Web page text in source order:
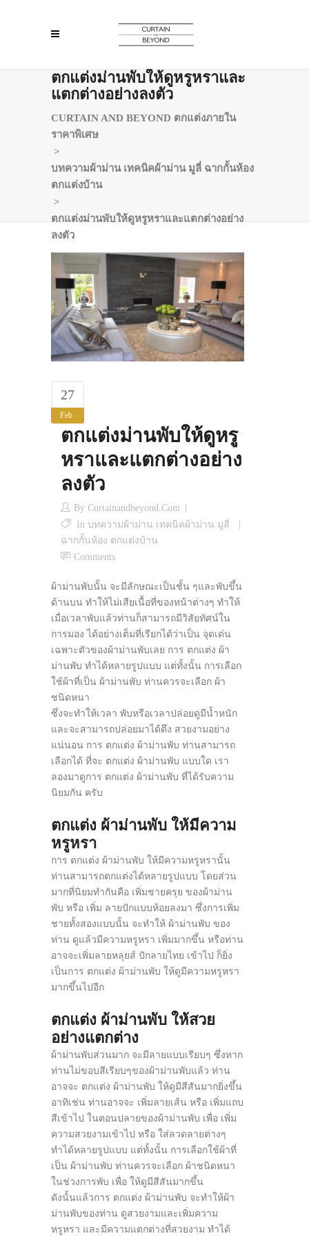
ตกแต่งม่านพับให้ดูหรูหราและ
แตกต่างอย่างลงตัว
CURTAIN AND BEYOND ตกแต่งภายใน
ราคาพิเศษ
>
บทความผ้าม่าน เทคนิคผ้าม่าน มูลี่ ฉากกั้นห้อง
ตกแต่งบ้าน
>
ตกแต่งม่านพับให้ดูหรูหราและแตกต่างอย่าง
ลงตัว
27
Feb
ตกแต่งม่านพับให้ดูหรู
หราและแตกต่างอย่าง
ลงตัว
By Curtainandbeyond.com
In บทความผ้าม่าน เทคนิคผ้าม่าน มูลี่
ฉากกั้นห้อง ตกแต่งบ้าน
Comments
ผ้าม่านพับนั้น จะมีลักษณะเป็นชั้น ๆและพับขึ้น
ด้านบน ทำให้ไม่เสียเนื้อที่ของหน้าต่างๆ ทำให้
เมื่อเวลาพับแล้วท่านก็สามารถมีวิสัยทัศน์ใน
การมอง ได้อย่างเต็มที่เรียกได้ว่าเป็น จุดเด่น
เฉพาะตัวของผ้าม่านพับเลย การ ตกแต่ง ผ้า
ม่านพับ ทำได้หลายรูปแบบ แต่ทั้งนั้น การเลือก
ใช้ผ้าที่เป็น ผ้าม่านพับ ท่านควรจะเลือก ผ้า
ชนิดหนา
ซึ่งจะทำให้เวลา พับหรือเวลาปล่อยดูมีน้ำหนัก
และจะสามารถปล่อยมาได้ตึง สวยงามอย่าง
แน่นอน การ ตกแต่ง ผ้าม่านพับ ท่านสามารถ
เลือกได้ ที่จะ ตกแต่ง ผ้าม่านพับ แบบใด เรา
ลองมาดูการ ตกแต่ง ผ้าม่านพับ ที่ได้รับความ
นิยมกัน ครับ
ตกแต่ง ผ้าม่านพับ ให้มีความ
หรูหรา
การ ตกแต่ง ผ้าม่านพับ ให้มีความหรูหรานั้น
ท่านสามารถตกแต่งได้หลายรูปแบบ โดยส่วน
มากที่นิยมทำกันคือ เพิ่มชายครุย ของผ้าม่าน
พับ หรือ เพิ่ม ลายปักแบบห้อยลงมา ซึ่งการเพิ่ม
ชายทั้งสองแบบนั้น จะทำให้ ผ้าม่านพับ ของ
ท่าน ดูแล้วมีความหรูหรา เพิ่มมากขึ้น หรือท่าน
อาจจะเพิ่มลายหลุยส์ ปักลายไทย เข้าไป ก็ยิ่ง
เป็นการ ตกแต่ง ผ้าม่านพับ ให้ดูมีความหรูหรา
มากขึ้นไปอีก
ตกแต่ง ผ้าม่านพับ ให้สวย
อย่างแตกต่าง
ผ้าม่านพับส่วนมาก จะมีลายแบบเรียบๆ ซึ่งหาก
ท่านไม่ขอบสีเรียบๆของผ้าม่านพับแล้ว ท่าน
อาจจะ ตกแต่ง ผ้าม่านพับ ให้ดูมีสีสันมากยิ่งขึ้น
อาทิเช่น ท่านอาจจะ เพิ่มลายเส้น หรือ เพิ่มแถบ
สีเข้าไป ในตอนปลายของผ้าม่านพับ เพื่อ เพิ่ม
ความสวยงามเข้าไป หรือ ใส่ลวดลายต่างๆ
ทำได้หลายรูปแบบ แต่ทั้งนั้น การเลือกใช้ผ้าที่
เป็น ผ้าม่านพับ ท่านควรจะเลือก ผ้าชนิดหนา
ในช่วงการพับ เพื่อ ให้ดูมีสีสันมากขึ้น
ดังนั้นแล้วการ ตกแต่ง ผ้าม่านพับ จะทำให้ผ้า
ม่านพับของท่าน ดูสวยงามและเพิ่มความ
หรูหรา และมีความแตกต่างที่สวยงาม ทำได้